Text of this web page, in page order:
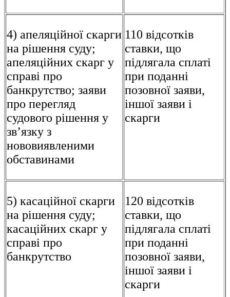
4) апеляційної скарги
на рішення суду;
апеляційних скарг у
справі про
банкрутство; заяви
про перегляд
судового рішення у
зв’язку з
нововиявленими
обставинами
110 відсотків
ставки, що
підлягала сплаті
при поданні
позовної заяви,
іншої заяви і
скарги
5) касаційної скарги
на рішення суду;
касаційних скарг у
справі про
банкрутство
120 відсотків
ставки, що
підлягала сплаті
при поданні
позовної заяви,
іншої заяви і
скарги